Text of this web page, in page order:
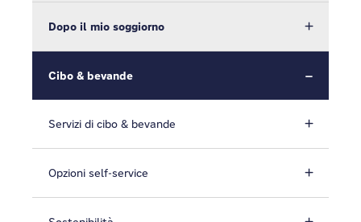
Dopo il mio soggiorno
Cibo & bevande
Servizi di cibo & bevande
Opzioni self-service